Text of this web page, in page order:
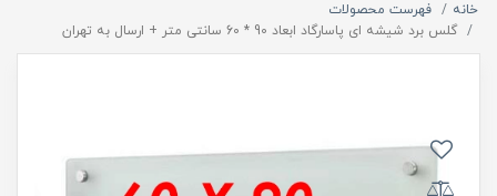
خانه
فهرست محصولات
گلس برد شیشه ای پاسارگاد ابعاد 90 * 60 سانتی متر + ارسال به تهران